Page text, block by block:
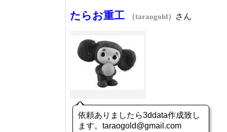
たらお重工 （taraogold） さん
依頼ありましたら3ddata作成致し
ます。taraogold@gmail.com